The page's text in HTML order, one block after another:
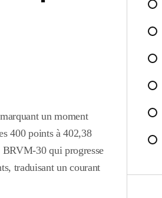
un moment
400 points à 402,38
BRVM-30 qui progresse
traduisant un courant